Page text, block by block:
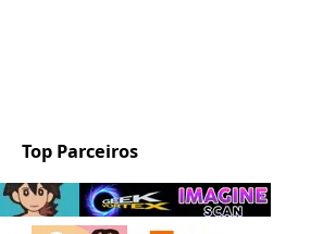
Top Parceiros